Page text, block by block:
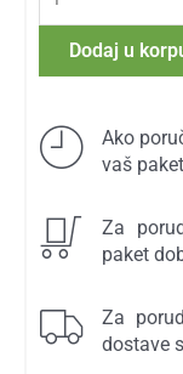
količina
Dodaj u
Ako
vaš
Za
paket
Za
dostave